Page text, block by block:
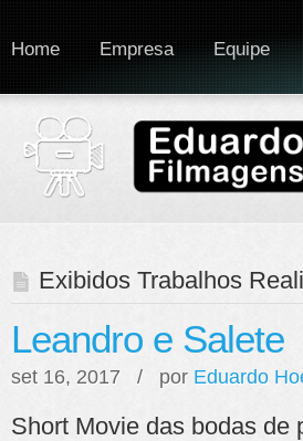
Home Empresa Equipe
Exibidos Trabalhos
Leandro e Salete
set 16, 2017 / por Eduardo
Short Movie das bodas de